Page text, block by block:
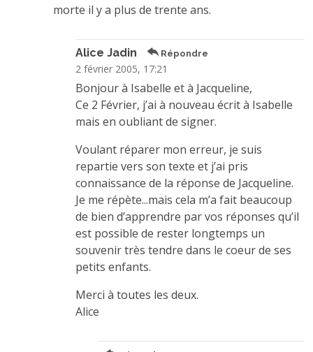
morte il y a plus de trente ans.
Alice Jadin Répondre
2 février 2005, 17:21
Bonjour à Isabelle et à Jacqueline,
Ce 2 Février, j’ai à nouveau écrit à Isabelle
mais en oubliant de signer.
Voulant réparer mon erreur, je suis
repartie vers son texte et j’ai pris
connaissance de la réponse de Jacqueline.
Je me répète...mais cela m’a fait beaucoup
de bien d’apprendre par vos réponses qu’il
est possible de rester longtemps un
souvenir très tendre dans le coeur de ses
petits enfants.
Merci à toutes les deux.
Alice